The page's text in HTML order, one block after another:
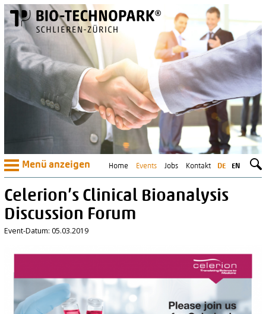
Menü anzeigen DE EN
Home Events Jobs Kontakt
Celerion’s Clinical Bioanalysis
Discussion Forum
Event-Datum: 05.03.2019